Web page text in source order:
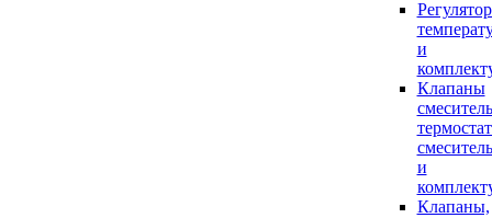
и
Клапаны
и
Клапаны,